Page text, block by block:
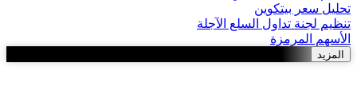
تحليل سعر بيتكوين
تنظيم لجنة تداول السلع الآجلة
الأسهم المرمزة
المزيد